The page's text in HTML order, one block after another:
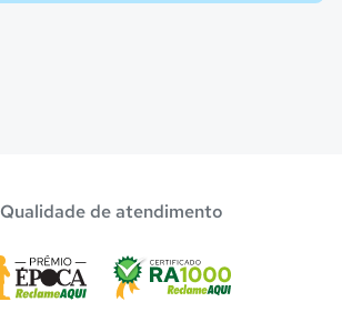
Qualidade de atendimento